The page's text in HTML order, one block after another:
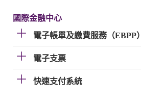
國際金融中心
電子帳單及繳費服務（EBPP）
電子支票
快速支付系統